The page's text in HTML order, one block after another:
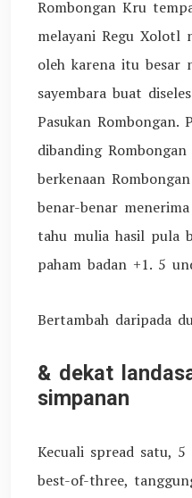
Rombongan Kru
melayani Regu Xolotl
oleh karena itu besar
sayembara buat
Pasukan Rombongan.
dibanding
berkenaan
benar-benar
tahu mulia hasil pula
paham badan +1. 5
Bertambah daripada
& dekat
simpanan
Kecuali spread satu,
best-of-three,